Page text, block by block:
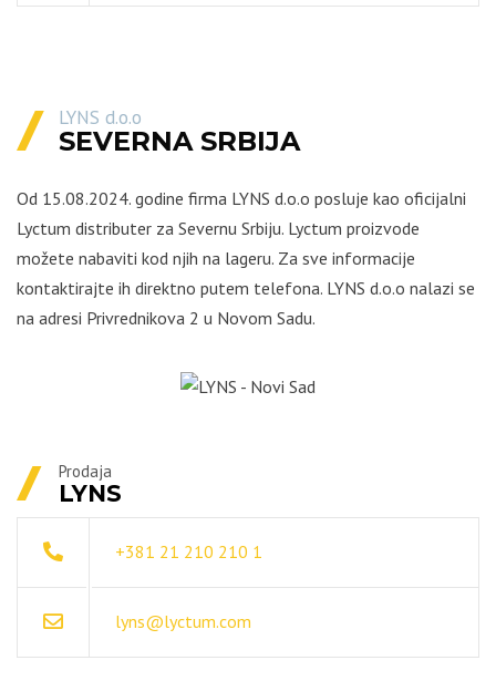
LYNS d.o.o
SEVERNA SRBIJA
Od 15.08.2024. godine firma LYNS d.o.o posluje kao oficijalni
Lyctum distributer za Severnu Srbiju. Lyctum proizvode
možete nabaviti kod njih na lageru. Za sve informacije
kontaktirajte ih direktno putem telefona. LYNS d.o.o nalazi se
na adresi Privrednikova 2 u Novom Sadu.
Prodaja
LYNS
+381 21 210 210 1
lyns@lyctum.com